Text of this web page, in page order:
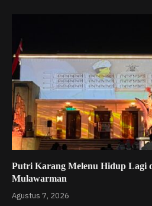
Putri Karang Melenu Hidup Lagi
Mulawarman
Agustus 7, 2026